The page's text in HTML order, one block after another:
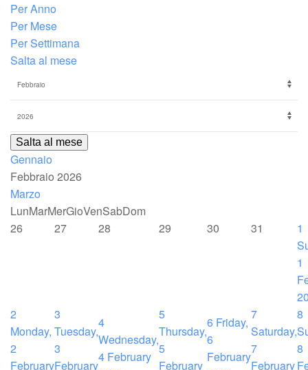
Per Anno
Per Mese
Per Settimana
Salta al mese
Salta al mese
Gennaio
Febbraio 2026
Marzo
LunMarMerGioVenSabDom
26
27 28 29 30 31
1
1
2
Monday,
2
February
3
Tuesday,
3
February
4
Wednesday,
4 February
5
Thursday,
5
February
6 Friday,
6
February
7
Saturday,
7
February
8
8